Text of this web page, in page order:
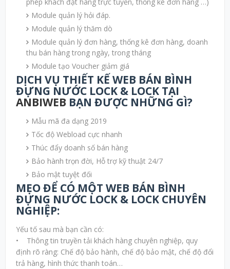
phép khách đặt hàng trực tuyến, thống kê đơn hàng …)
Module quản lý hỏi đáp.
Module quản lý thăm dò
Module quản lý đơn hàng, thống kê đơn hàng, doanh
thu bán hàng trong ngày, trong tháng
Module tạo Voucher giảm giá
DỊCH VỤ THIẾT KẾ WEB BÁN BÌNH
ĐỰNG NƯỚC LOCK & LOCK TẠI
ANBIWEB BẠN ĐƯỢC NHỮNG GÌ?
Mẫu mã đa dạng 2019
Tốc độ Webload cực nhanh
Thúc đẩy doanh số bán hàng
Bảo hành trọn đời, Hỗ trợ kỹ thuật 24/7
Bảo mật tuyệt đối
MẸO ĐỂ CÓ MỘT WEB BÁN BÌNH
ĐỰNG NƯỚC LOCK & LOCK CHUYÊN
NGHIỆP:
Yếu tố sau mà bạn cần có:
• Thông tin truyền tải khách hàng chuyên nghiệp, quy
định rõ ràng: Chế độ bảo hành, chế độ bảo mật, chế độ đổi
trả hàng, hình thức thanh toán…